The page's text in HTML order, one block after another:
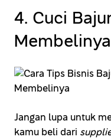
4. Cuci
Membelinya
Jangan lupa untuk
kamu beli dari